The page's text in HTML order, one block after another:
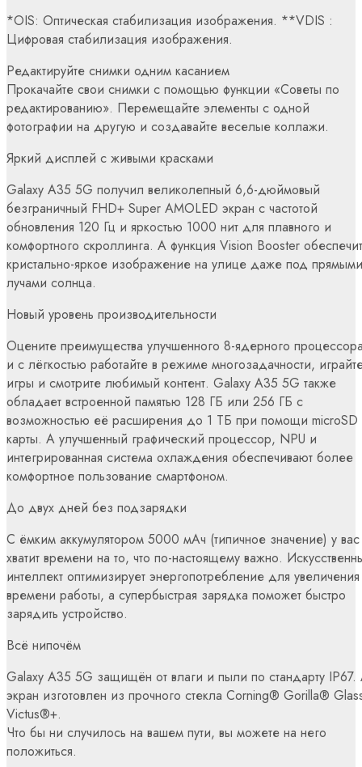
*OIS: Оптическая стабилизация изображения. **VDIS :
Цифровая стабилизация изображения.
Редактируйте снимки одним касанием
Прокачайте свои снимки с помощью функции «Советы по
редактированию». Перемещайте элементы с одной
фотографии на другую и создавайте веселые коллажи.
Яркий дисплей с живыми красками
Galaxy A35 5G получил великолепный 6,6-дюймовый
безграничный FHD+ Super AMOLED экран с частотой
обновления 120 Гц и яркостью 1000 нит для плавного и
комфортного скроллинга. А функция Vision Booster обеспечит
кристально-яркое изображение на улице даже под прямыми
лучами солнца.
Новый уровень производительности
Оцените преимущества улучшенного 8-ядерного
и с лёгкостью работайте в режиме многозадачности,
игры и смотрите любимый контент. Galaxy A35 5G также
обладает встроенной памятью 128 ГБ или 256 ГБ с
возможностью её расширения до 1 ТБ при помощи microSD
карты. А улучшенный графический процессор, NPU и
интегрированная система охлаждения обеспечивают более
комфортное пользование смартфоном.
До двух дней без подзарядки
С ёмким аккумулятором 5000 мАч (типичное значение) у вас
хватит времени на то, что по-настоящему важно.
интеллект оптимизирует энергопотребление для увеличения
времени работы, а супербыстрая зарядка поможет быстро
зарядить устройство.
Всё нипочём
Galaxy A35 5G защищён от влаги и пыли по стандарту IP67.
экран изготовлен из прочного стекла Corning® Gorilla®
Victus®+.
Что бы ни случилось на вашем пути, вы можете на него
положиться.